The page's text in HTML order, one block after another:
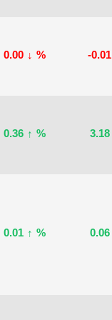
0.00 ↓ % -0.01
0.36 ↑ % 3.18
0.01 ↑ % 0.06